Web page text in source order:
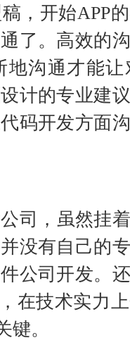
，开始APP
了。高效的
地沟通才能
计的专业建
码开发方面
司，虽然挂
没有自己的
公司开发。
在技术实力
键。